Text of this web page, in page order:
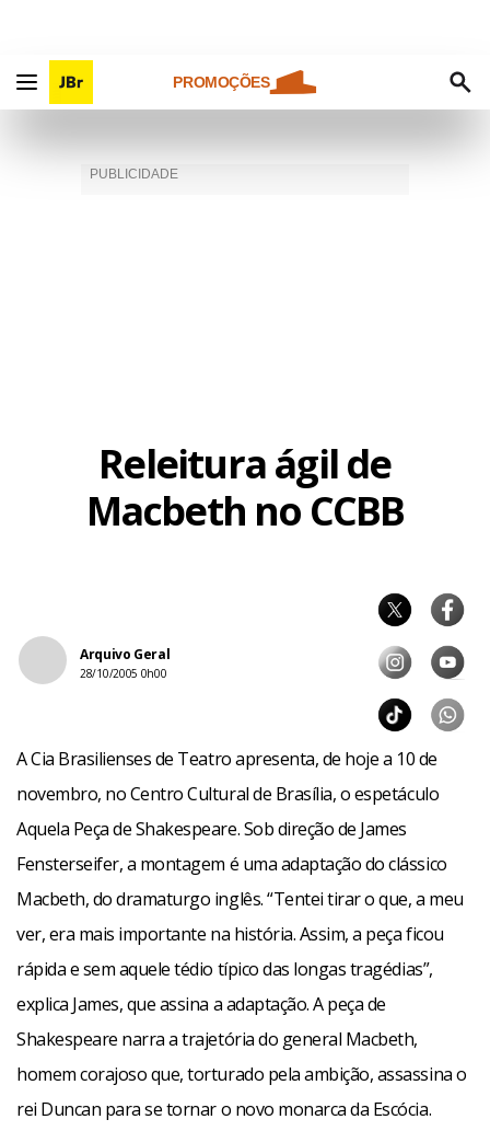
PROMOÇÕES
Releitura ágil de
Macbeth no CCBB
Arquivo Geral
28/10/2005 0h00
A Cia Brasilienses de Teatro apresenta, de hoje a 10 de
novembro, no Centro Cultural de Brasília, o espetáculo
Aquela Peça de Shakespeare. Sob direção de James
Fensterseifer, a montagem é uma adaptação do clássico
Macbeth, do dramaturgo inglês. “Tentei tirar o que, a meu
ver, era mais importante na história. Assim, a peça ficou
rápida e sem aquele tédio típico das longas tragédias”,
explica James, que assina a adaptação. A peça de
Shakespeare narra a trajetória do general Macbeth,
homem corajoso que, torturado pela ambição, assassina o
rei Duncan para se tornar o novo monarca da Escócia.